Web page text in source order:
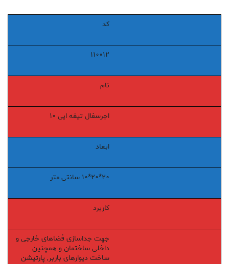
کد
۱۱۰۰۱۲
نام
اجرسفال تیغه ایی ۱۰
ابعاد
۲۰*۲۰*۱۰ سانتی متر
کاربرد
جهت جداسازی فضاهای خارجی و
داخلی ساختمان و همچنین
ساخت دیوارهای باربر, پارتیشن